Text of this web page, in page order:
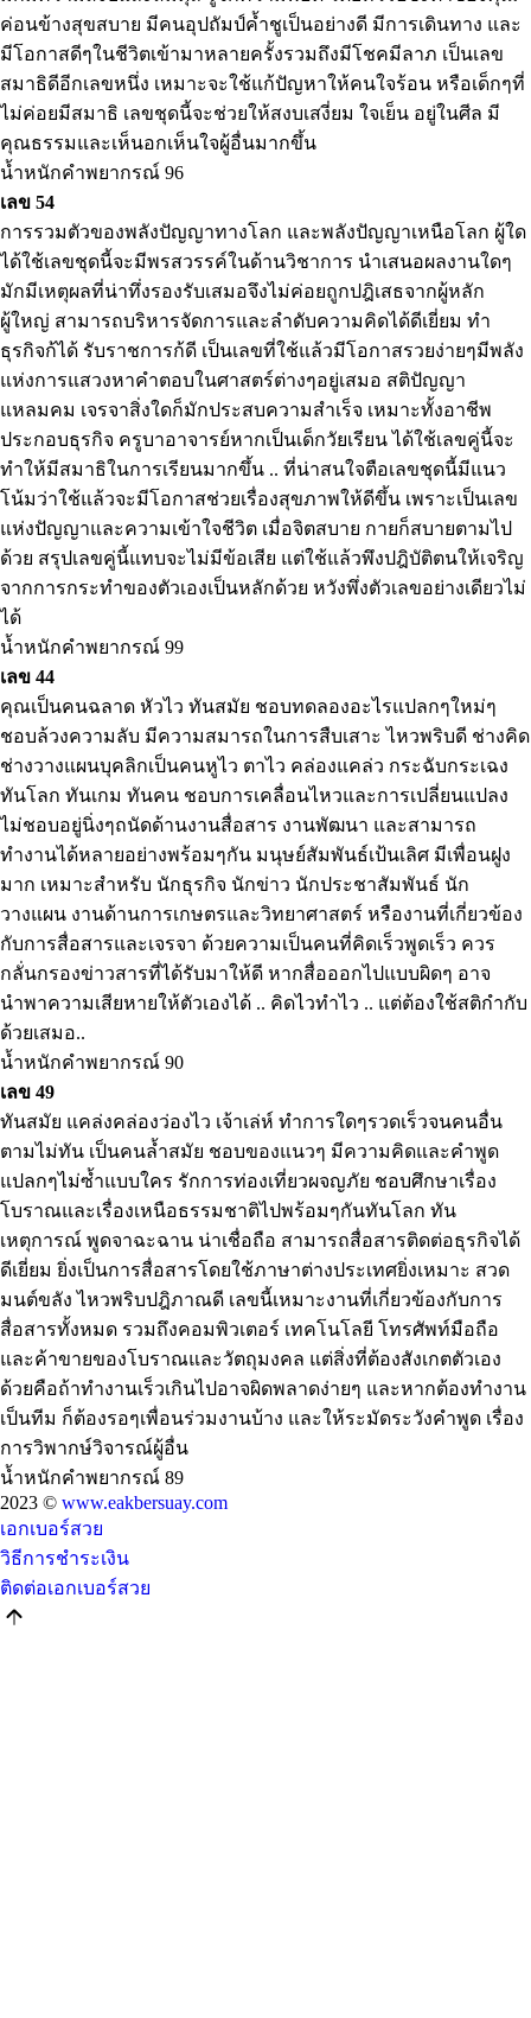
ค่อนข้างสุขสบาย มีคนอุปถัมป์ค้ำชูเป็นอย่างดี มีการเดินทาง และ
มีโอกาสดีๆในชีวิตเข้ามาหลายครั้งรวมถึงมีโชคมีลาภ เป็นเลข
สมาธิดีอีกเลขหนึ่ง เหมาะจะใช้แก้ปัญหาให้คนใจร้อน หรือเด็กๆที่
ไม่ค่อยมีสมาธิ เลขชุดนี้จะช่วยให้สงบเสงี่ยม ใจเย็น อยู่ในศีล มี
คุณธรรมและเห็นอกเห็นใจผู้อื่นมากขึ้น
น้ำหนักคำพยากรณ์ 96
เลข 54
การรวมตัวของพลังปัญญาทางโลก และพลังปัญญาเหนือโลก ผู้ใด
ได้ใช้เลขชุดนี้จะมีพรสวรรค์ในด้านวิชาการ นำเสนอผลงานใดๆ
มักมีเหตุผลที่น่าทึ่งรองรับเสมอจึงไม่ค่อยถูกปฎิเสธจากผู้หลัก
ผู้ใหญ่ สามารถบริหารจัดการและลำดับความคิดได้ดีเยี่ยม ทำ
ธุรกิจก้ได้ รับราชการก้ดี เป็นเลขที่ใช้แล้วมีโอกาสรวยง่ายๆมีพลัง
แห่งการแสวงหาคำตอบในศาสตร์ต่างๆอยู่เสมอ สติปัญญา
แหลมคม เจรจาสิ่งใดก็มักประสบความสำเร็จ เหมาะทั้งอาชีพ
ประกอบธุรกิจ ครูบาอาจารย์หากเป็นเด็กวัยเรียน ได้ใช้เลขคู่นี้จะ
ทำให้มีสมาธิในการเรียนมากขึ้น .. ที่น่าสนใจตือเลขชุดนี้มีแนว
โน้มว่าใช้แล้วจะมีโอกาสช่วยเรื่องสุขภาพให้ดีขึ้น เพราะเป็นเลข
แห่งปัญญาและความเข้าใจชีวิต เมื่อจิตสบาย กายก็สบายตามไป
ด้วย สรุปเลขคู่นี้แทบจะไม่มีข้อเสีย แต่ใช้แล้วพึงปฎิบัติตนให้เจริญ
จากการกระทำของตัวเองเป็นหลักด้วย หวังพึ่งตัวเลขอย่างเดียวไม่
ได้
น้ำหนักคำพยากรณ์ 99
เลข 44
คุณเป็นคนฉลาด หัวไว ทันสมัย ชอบทดลองอะไรแปลกๆใหม่ๆ
ชอบล้วงความลับ มีความสมารถในการสืบเสาะ ไหวพริบดี ช่างคิด
ช่างวางแผนบุคลิกเป็นคนหูไว ตาไว คล่องแคล่ว กระฉับกระเฉง
ทันโลก ทันเกม ทันคน ชอบการเคลื่อนไหวและการเปลี่ยนแปลง
ไม่ชอบอยู่นิ่งๆถนัดด้านงานสื่อสาร งานพัฒนา และสามารถ
ทำงานได้หลายอย่างพร้อมๆกัน มนุษย์สัมพันธ์เป้นเลิศ มีเพื่อนฝูง
มาก เหมาะสำหรับ นักธุรกิจ นักข่าว นักประชาสัมพันธ์ นัก
วางแผน งานด้านการเกษตรและวิทยาศาสตร์ หรืองานที่เกี่ยวข้อง
กับการสื่อสารและเจรจา ด้วยความเป็นคนที่คิดเร็วพูดเร็ว ควร
กลั่นกรองข่าวสารที่ได้รับมาให้ดี หากสื่อออกไปแบบผิดๆ อาจ
นำพาความเสียหายให้ตัวเองได้ .. คิดไวทำไว .. แต่ต้องใช้สติกำกับ
ด้วยเสมอ..
น้ำหนักคำพยากรณ์ 90
เลข 49
ทันสมัย แคล่งคล่องว่องไว เจ้าเล่ห์ ทำการใดๆรวดเร็วจนคนอื่น
ตามไม่ทัน เป็นคนล้ำสมัย ชอบของแนวๆ มีความคิดและคำพูด
แปลกๆไม่ซ้ำแบบใคร รักการท่องเที่ยวผจญภัย ชอบศึกษาเรื่อง
โบราณและเรื่องเหนือธรรมชาติไปพร้อมๆกันทันโลก ทัน
เหตุการณ์ พูดจาฉะฉาน น่าเชื่อถือ สามารถสื่อสารติดต่อธุรกิจได้
ดีเยี่ยม ยิ่งเป็นการสื่อสารโดยใช้ภาษาต่างประเทศยิ่งเหมาะ สวด
มนต์ขลัง ไหวพริบปฎิภาณดี เลขนี้เหมาะงานที่เกี่ยวข้องกับการ
สื่อสารทั้งหมด รวมถึงคอมพิวเตอร์ เทคโนโลยี โทรศัพท์มือถือ
และค้าขายของโบราณและวัตถุมงคล แต่สิ่งที่ต้องสังเกตตัวเอง
ด้วยคือถ้าทำงานเร็วเกินไปอาจผิดพลาดง่ายๆ และหากต้องทำงาน
เป็นทีม ก็ต้องรอๆเพื่อนร่วมงานบ้าง และให้ระมัดระวังคำพูด เรื่อง
การวิพากษ์วิจารณ์ผู้อื่น
น้ำหนักคำพยากรณ์ 89
2023 © www.eakbersuay.com
เอกเบอร์สวย
วิธีการชำระเงิน
ติดต่อเอกเบอร์สวย